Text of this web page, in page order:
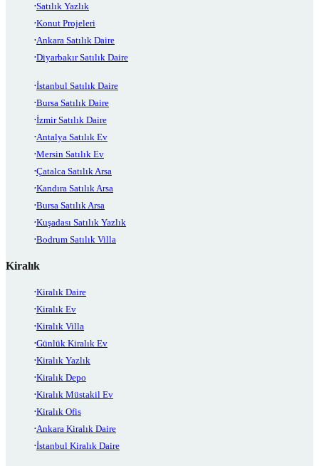
Satılık Yazlık
Konut Projeleri
Ankara Satılık Daire
Diyarbakır Satılık Daire
İstanbul Satılık Daire
Bursa Satılık Daire
İzmir Satılık Daire
Antalya Satılık Ev
Mersin Satılık Ev
Çatalca Satılık Arsa
Kandıra Satılık Arsa
Bursa Satılık Arsa
Kuşadası Satılık Yazlık
Bodrum Satılık Villa
Kiralık
Kiralık Daire
Kiralık Ev
Kiralık Villa
Günlük Kiralık Ev
Kiralık Yazlık
Kiralık Depo
Kiralık Müstakil Ev
Kiralık Ofis
Ankara Kiralık Daire
İstanbul Kiralık Daire